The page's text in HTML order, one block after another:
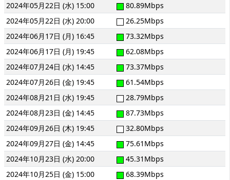
2024年05月22日 (水) 15:00
80.89Mbps
2024年05月22日 (水) 20:00
26.25Mbps
2024年06月17日 (月) 16:45
73.32Mbps
2024年06月17日 (月) 19:45
62.08Mbps
2024年07月24日 (水) 14:45
73.37Mbps
2024年07月26日 (金) 19:45
61.54Mbps
2024年08月21日 (水) 19:45
28.79Mbps
2024年08月23日 (金) 14:45
87.73Mbps
2024年09月26日 (木) 19:45
32.80Mbps
2024年09月27日 (金) 14:45
75.61Mbps
2024年10月23日 (水) 20:00
45.31Mbps
2024年10月25日 (金) 15:00
68.39Mbps